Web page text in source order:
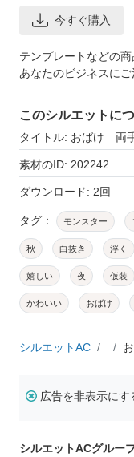
今すぐ購入
テンプレートなどの
あなたのビジネスにご
このシルエットに
タイトル: おばけ 両
素材のID: 202242
ダウンロード: 2回
タグ： モンスター
秋 白抜き 浮く
嬉しい 夜 仮装
かわいい おばけ
シルエットAC
広告を非表示にす
シルエットACグル